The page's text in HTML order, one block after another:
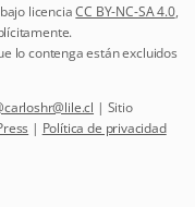
licenciaCC BY-NC-SA 4.0,
lo contenga están excluidos
carloshr@lile.cl | Sitio
| Política de privacidad